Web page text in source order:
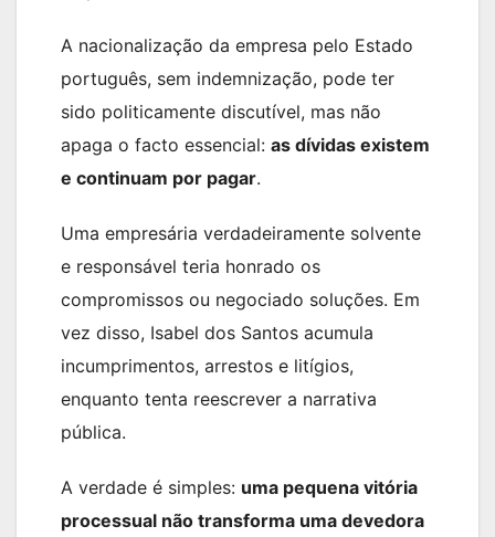
A nacionalização da empresa pelo Estado
português, sem indemnização, pode ter
sido politicamente discutível, mas não
apaga o facto essencial: as dívidas existem
e continuam por pagar.
Uma empresária verdadeiramente solvente
e responsável teria honrado os
compromissos ou negociado soluções. Em
vez disso, Isabel dos Santos acumula
incumprimentos, arrestos e litígios,
enquanto tenta reescrever a narrativa
pública.
A verdade é simples: uma pequena vitória
processual não transforma uma devedora